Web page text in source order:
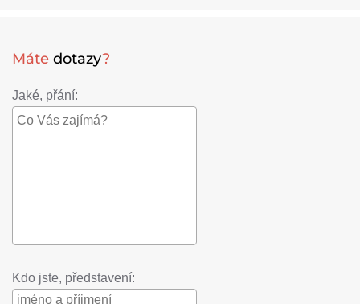
Máte dotazy?
Jaké, přání:
Kdo jste, představení: